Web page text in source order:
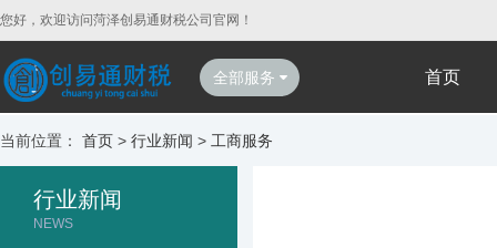
您好，欢迎访问菏泽创易通财税公司官网！
全部服务 首页
当前位置： 首页 > 行业新闻 > 工商服务
行业新闻
NEWS